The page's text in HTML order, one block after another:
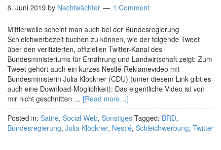
6. Juni 2019 by Nachtwächter 1 Comment
Mittlerweile scheint man auch bei der Bundesregierung
Schleichwerbezeit buchen zu können, wie der folgende Tweet
über den verifizierten, offiziellen Twitter-Kanal des
Bundesministeriums für Ernährung und Landwirtschaft zeigt: Zum
Tweet gehört auch ein kurzes Nestlé-Reklamevideo mit
Bundesministerin Julia Klöckner (CDU) (unter diesem Link gibt es
auch eine Download-Möglichkeit): Das eigentliche Video ist von
mir nicht geschnitten … [Read more…]
Posted in: Satire, Social Web, Sonstiges Tagged: BRD,
Bundesregierung, Julia Klöckner, Nestlé, Schleichwerbung, Twitter